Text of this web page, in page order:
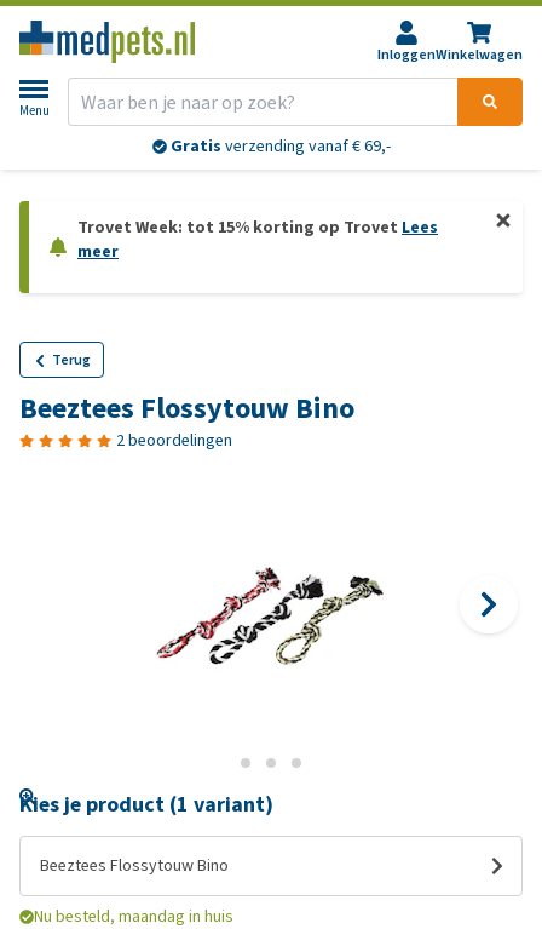
InloggenWinkelwagen
Menu
Gratis verzending vanaf € 69,-
Trovet Week: tot 15% korting op Trovet Lees
meer
Terug
Beeztees Flossytouw Bino
2 beoordelingen
Kies je product (1 variant)
Beeztees Flossytouw Bino
Nu besteld, maandag in huis